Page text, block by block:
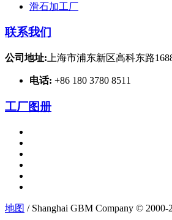
滑石加工厂
联系我们
公司地址: 上海市浦东新区高科东路
电话: +86 180 3780 8511
工厂图册
地图 / Shanghai GBM Company © 2000-